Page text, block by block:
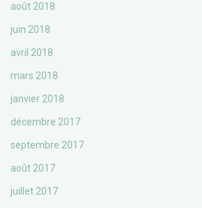
août 2018
juin 2018
avril 2018
mars 2018
janvier 2018
décembre 2017
septembre 2017
août 2017
juillet 2017